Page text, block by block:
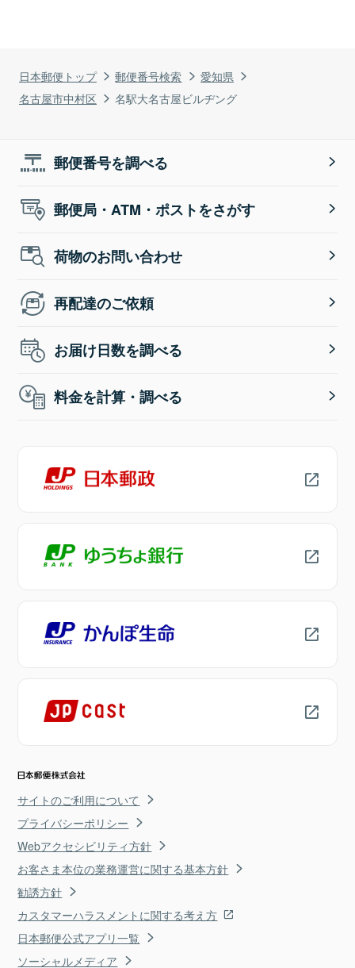
日本郵便トップ 郵便番号検索
愛知県
名古屋市中村区
名駅大名古屋ビルヂング
郵便番号を調べる
郵便局・ATM・ポストをさがす
荷物のお問い合わせ
再配達のご依頼
お届け日数を調べる
料金を計算・調べる
サイトのご利用について
プライバシーポリシー
Webアクセシビリティ方針
お客さま本位の業務運営に関する基本方針
勧誘方針
カスタマーハラスメントに関する考え方
日本郵便公式アプリ一覧
ソーシャルメディア